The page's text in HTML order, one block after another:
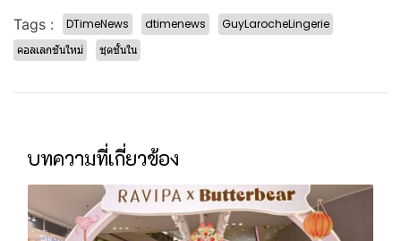
Tags : DTimeNews dtimenews
GuyLarocheLingerie
คอลเลกชันใหม่
ชุดชั้นใน
บทความที่เกี่ยวข้อง